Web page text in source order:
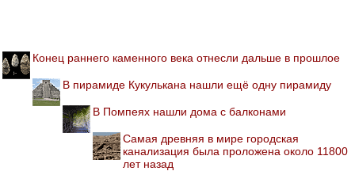
Конец раннего каменного века отнесли дальше в прошлое
В пирамиде Кукулькана нашли ещё одну пирамиду
В Помпеях нашли дома с балконами
Самая древняя в мире городская
канализация была проложена около 11800
лет назад